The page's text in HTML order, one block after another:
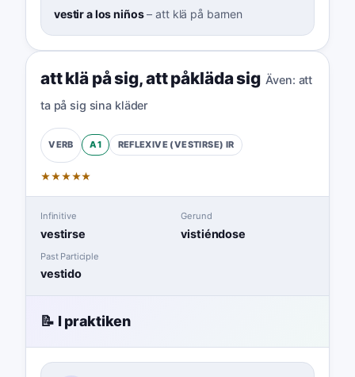
vestir a los niños–att klä på barnen
att klä på sig,att påkläda sig Även: att
ta på sig sina kläder
VERB A1 REFLEXIVE (VESTIRSE) IR
★★★★★
Infinitive
vestirse
Gerund
vistiéndose
Past Participle
vestido
📝 I praktiken